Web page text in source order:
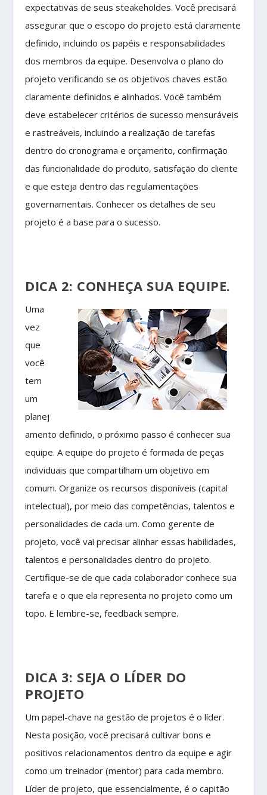
expectativas de seus steakeholdes. Você precisará
assegurar que o escopo do projeto está claramente
definido, incluindo os papéis e responsabilidades
dos membros da equipe. Desenvolva o plano do
projeto verificando se os objetivos chaves estão
claramente definidos e alinhados. Você também
deve estabelecer critérios de sucesso mensuráveis ​​
e rastreáveis​​, incluindo a realização de tarefas
dentro do cronograma e orçamento, confirmação
das funcionalidade do produto, satisfação do cliente
e que esteja dentro das regulamentações
governamentais. Conhecer os detalhes de seu
projeto é a base para o sucesso.
DICA 2: CONHEÇA SUA EQUIPE.
Uma
vez
que
você
tem
um
planej
amento definido, o próximo passo é conhecer sua
equipe. A equipe do projeto é formada de peças
individuais que compartilham um objetivo em
comum. Organize os recursos disponíveis (capital
intelectual), por meio das competências, talentos e
personalidades de cada um. Como gerente de
projeto, você vai precisar alinhar essas habilidades,
talentos e personalidades dentro do projeto.
Certifique-se de que cada colaborador conhece sua
tarefa e o que ela representa no projeto como um
topo. E lembre-se, feedback sempre.
DICA 3: SEJA O LÍDER DO
PROJETO
Um papel-chave na gestão de projetos é o líder.
Nesta posição, você precisará cultivar bons e
positivos relacionamentos dentro da equipe e agir
como um treinador (mentor) para cada membro.
Líder de projeto, que essencialmente, é o capitão